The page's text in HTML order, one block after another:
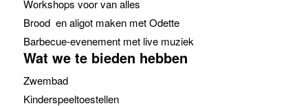
Workshops voor van alles
Brood en aligot maken met Odette
Barbecue-evenement met live muziek
Wat we te bieden hebben
Zwembad
Kinderspeeltoestellen